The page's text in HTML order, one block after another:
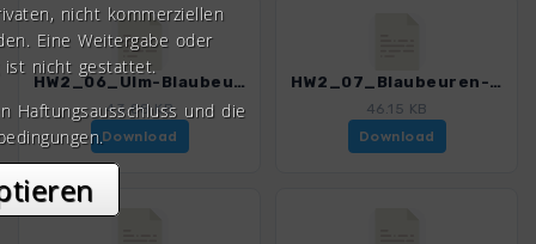
HW2_06_Ulm-Blaubeuren_4549_1.gpx
43.88 KB
Download
HW2_07_Blaubeuren-Huetten_4549_1.gpx
46.15 KB
Download
nicht kommerziellen
Eine Weitergabe oder
ist nicht gestattet.
Haftungsausschluss und die